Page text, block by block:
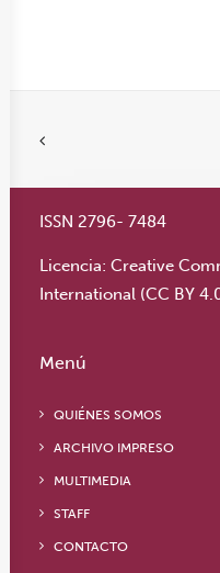
ISSN 2796- 7484
Licencia: Creative
International (CC BY
Menú
QUIÉNES SOMOS
ARCHIVO IMPRESO
MULTIMEDIA
STAFF
CONTACTO